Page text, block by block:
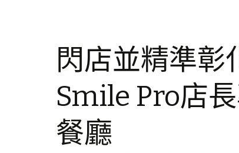
閃店並精準彰
Smile Pro店
餐廳